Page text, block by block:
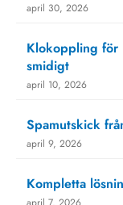
april 30, 2026
Klokoppling för
smidigt
april 10, 2026
Spamutskick
april 9, 2026
Kompletta